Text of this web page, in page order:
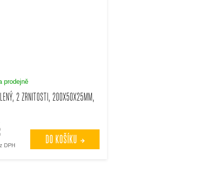
2 ZRNITOSTI, 200X50X25MM,
prodejně
DPH DO KOŠÍKU